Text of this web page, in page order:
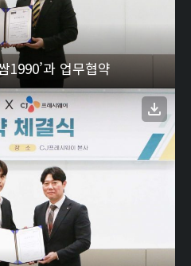
1990’과 업무협약